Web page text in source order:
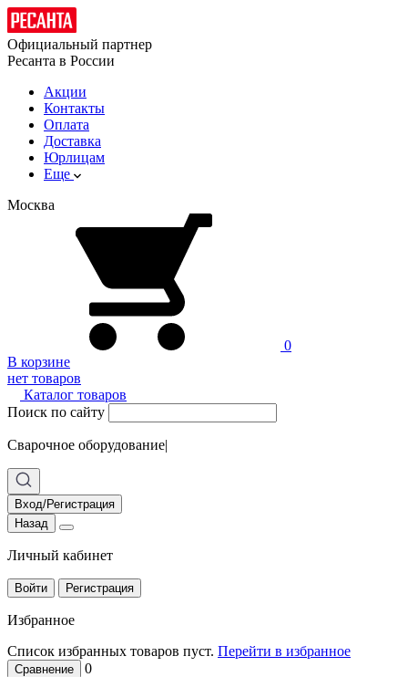
Официальный партнер
Ресанта в России
Акции
Контакты
Оплата
Доставка
Юрлицам
Еще
Москва
0
В корзине
нет товаров
Каталог товаров
Поиск по сайту
Сварочное оборудование|
Вход/Регистрация
Назад
Личный кабинет
Войти Регистрация
Избранное
Список избранных товаров пуст. Перейти в избранное
Сравнение 0